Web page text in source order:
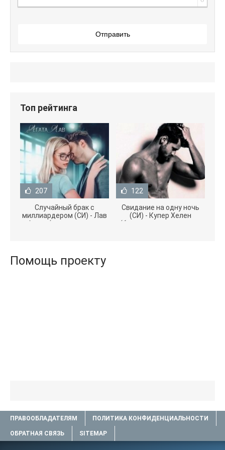
Отправить
Топ рейтинга
207
Случайный брак с
миллиардером (СИ) - Лав
Агата (полная версия
122
Свидание на одну ночь
(СИ) - Купер Хелен
(бесплатные серии книг
Помощь проекту
ПРАВООБЛАДАТЕЛЯМ ПОЛИТИКА КОНФИДЕНЦИАЛЬНОСТИ
ОБРАТНАЯ СВЯЗЬ SITEMAP